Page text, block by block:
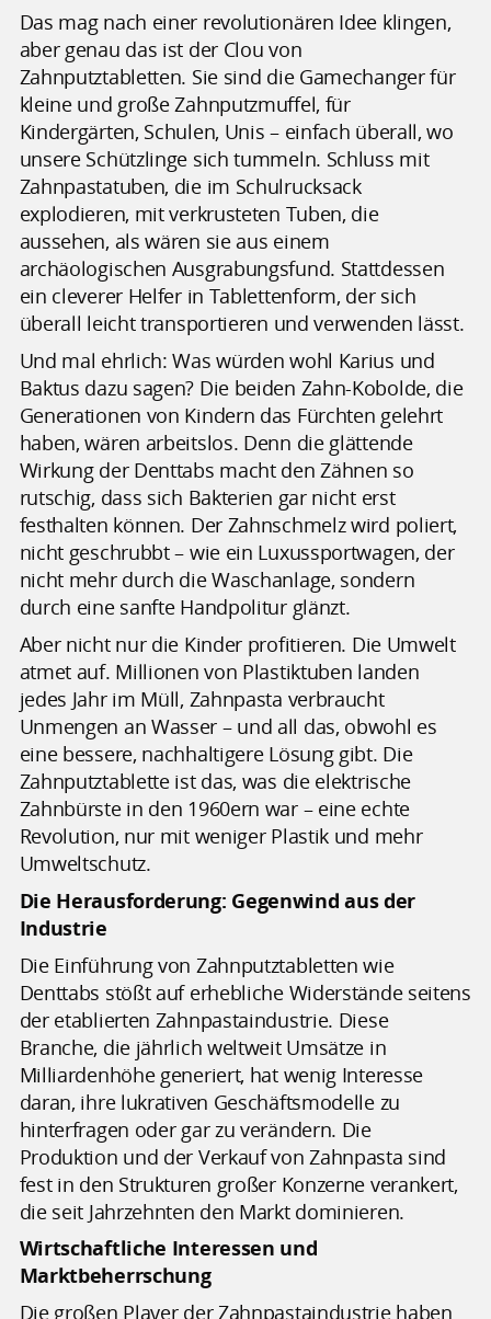
Das mag nach einer revolutionären Idee klingen,
aber genau das ist der Clou von
Zahnputztabletten. Sie sind die Gamechanger für
kleine und große Zahnputzmuffel, für
Kindergärten, Schulen, Unis – einfach überall, wo
unsere Schützlinge sich tummeln. Schluss mit
Zahnpastatuben, die im Schulrucksack
explodieren, mit verkrusteten Tuben, die
aussehen, als wären sie aus einem
archäologischen Ausgrabungsfund. Stattdessen
ein cleverer Helfer in Tablettenform, der sich
überall leicht transportieren und verwenden lässt.
Und mal ehrlich: Was würden wohl Karius und
Baktus dazu sagen? Die beiden Zahn-Kobolde, die
Generationen von Kindern das Fürchten gelehrt
haben, wären arbeitslos. Denn die glättende
Wirkung der Denttabs macht den Zähnen so
rutschig, dass sich Bakterien gar nicht erst
festhalten können. Der Zahnschmelz wird poliert,
nicht geschrubbt – wie ein Luxussportwagen, der
nicht mehr durch die Waschanlage, sondern
durch eine sanfte Handpolitur glänzt.
Aber nicht nur die Kinder profitieren. Die Umwelt
atmet auf. Millionen von Plastiktuben landen
jedes Jahr im Müll, Zahnpasta verbraucht
Unmengen an Wasser – und all das, obwohl es
eine bessere, nachhaltigere Lösung gibt. Die
Zahnputztablette ist das, was die elektrische
Zahnbürste in den 1960ern war – eine echte
Revolution, nur mit weniger Plastik und mehr
Umweltschutz.
Die Herausforderung: Gegenwind aus der
Industrie
Die Einführung von Zahnputztabletten wie
Denttabs stößt auf erhebliche Widerstände seitens
der etablierten Zahnpastaindustrie. Diese
Branche, die jährlich weltweit Umsätze in
Milliardenhöhe generiert, hat wenig Interesse
daran, ihre lukrativen Geschäftsmodelle zu
hinterfragen oder gar zu verändern. Die
Produktion und der Verkauf von Zahnpasta sind
fest in den Strukturen großer Konzerne verankert,
die seit Jahrzehnten den Markt dominieren.
Wirtschaftliche Interessen und
Marktbeherrschung
Die großen Player der Zahnpastaindustrie haben